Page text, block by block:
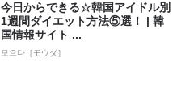
今日からできる☆韓国アイドル別
1週間ダイエット方法⑤選！ | 韓
国情報サイト ...
모으다［モウダ］